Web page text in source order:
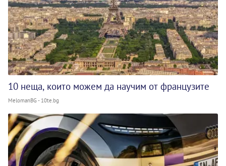
10 неща, които можем да научим от французите
MelomanBG - 10te.bg